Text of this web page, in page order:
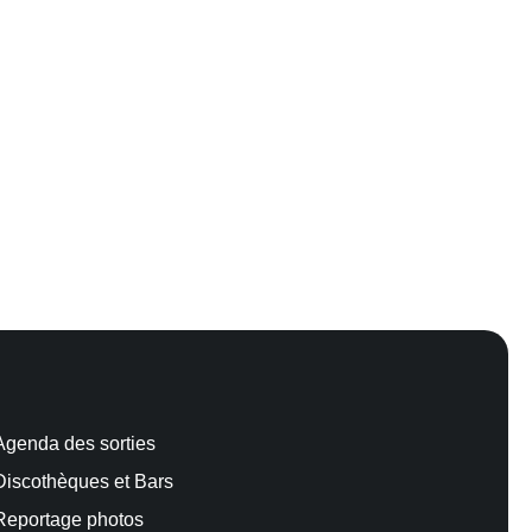
des sorties
et Bars
photos